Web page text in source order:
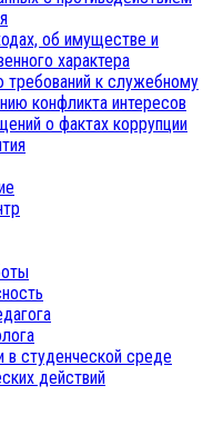
об имуществе и
характера
к служебному
конфликта интересов
о фактах коррупции
в студенческой среде
действий